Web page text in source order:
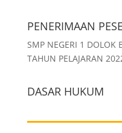
PENERIMAAN
SMP NEGERI 1 DOLOK
TAHUN PELAJARAN
DASAR HUKUM